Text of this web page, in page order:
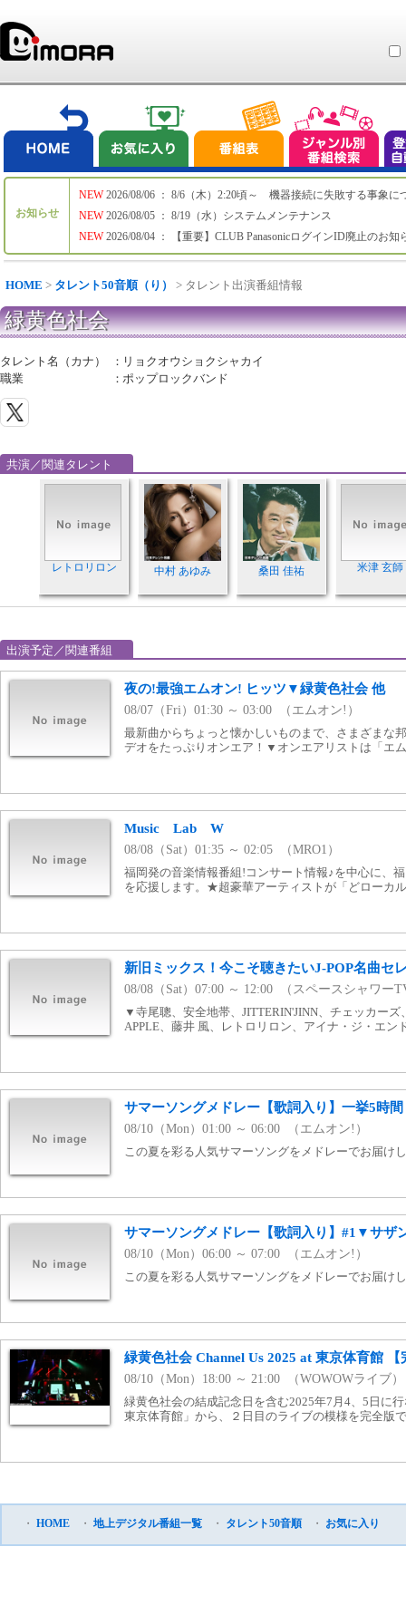
お知らせ
NEW
NEW
NEW
2026/08/06 ： 8/6（木）2:20頃～ 機器接続に失敗する事象に
2026/08/05 ： 8/19（水）システムメンテナンス
2026/08/04 ： 【重要】CLUB PanasonicログインID廃止のお知
HOME > タレント50音順（り） > タレント出演番組情報
緑黄色社会
タレント名（カナ） ： リョクオウショクシャカイ
職業
：ポップロックバンド
共演／関連タレント
レトロリロン 中村 あゆみ 桑田 佳祐 米津 玄師
出演予定／関連番組
夜の!最強エムオン! ヒッツ▼緑黄色社会 他
08/07（Fri）01:30 ～ 03:00 （エムオン!）
最新曲からちょっと懐かしいものまで、さまざまな
デオをたっぷりオンエア！▼オンエアリストは「エ
Music Lab W
08/08（Sat）01:35 ～ 02:05 （MRO1）
福岡発の音楽情報番組!コンサート情報♪を中心に、
を応援します。★超豪華アーティストが「どローカ
新旧ミックス！今こそ聴きたいJ-POP名曲セ
08/08（Sat）07:00 ～ 12:00 （スペースシャワー
▼寺尾聰、安全地帯、JITTERIN'JINN、チェッカーズ
APPLE、藤井 風、レトロリロン、アイナ・ジ・エン
サマーソングメドレー【歌詞入り】一挙5時
08/10（Mon）01:00 ～ 06:00 （エムオン!）
この夏を彩る人気サマーソングをメドレーでお届け
サマーソングメドレー【歌詞入り】#1▼サザ
08/10（Mon）06:00 ～ 07:00 （エムオン!）
この夏を彩る人気サマーソングをメドレーでお届け
緑黄色社会 Channel Us 2025 at 東京体育館 【
08/10（Mon）18:00 ～ 21:00 （WOWOWライブ）
緑黄色社会の結成記念日を含む2025年7月4、5日に行
東京体育館」から、２日目のライブの模様を完全版
・ HOME ・ 地上デジタル番組一覧 ・ タレント50音順 ・ お気に入り